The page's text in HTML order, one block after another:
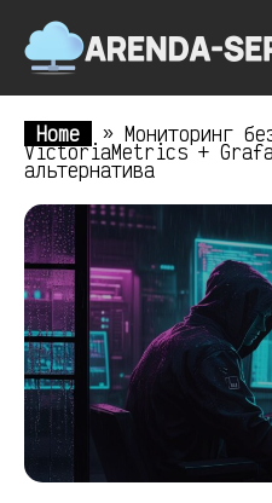
Home » Мониторинг
VictoriaMetrics +
альтернатива